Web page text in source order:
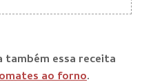
também essa receita
ao forno.